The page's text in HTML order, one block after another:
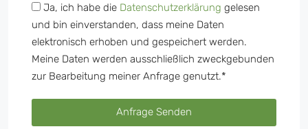
Ja, ich habe die Datenschutzerklärung gelesen
und bin einverstanden, dass meine Daten
elektronisch erhoben und gespeichert werden.
Meine Daten werden ausschließlich zweckgebunden
zur Bearbeitung meiner Anfrage genutzt.*
Anfrage Senden